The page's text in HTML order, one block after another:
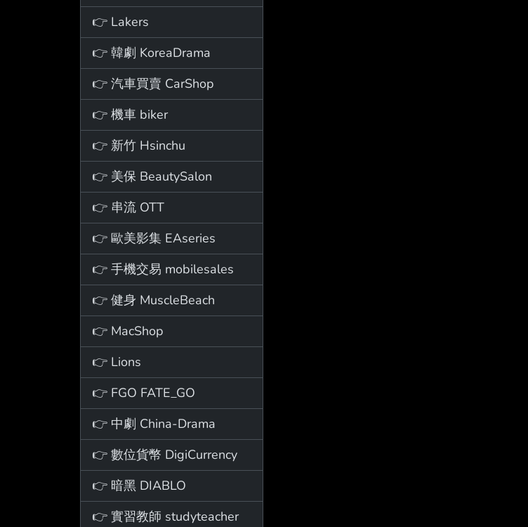
👉 Lakers
👉 韓劇 KoreaDrama
👉 汽車買賣 CarShop
👉 機車 biker
👉 新竹 Hsinchu
👉 美保 BeautySalon
👉 串流 OTT
👉 歐美影集 EAseries
👉 手機交易 mobilesales
👉 健身 MuscleBeach
👉 MacShop
👉 Lions
👉 FGO FATE_GO
👉 中劇 China-Drama
👉 數位貨幣 DigiCurrency
👉 暗黑 DIABLO
👉 實習教師 studyteacher